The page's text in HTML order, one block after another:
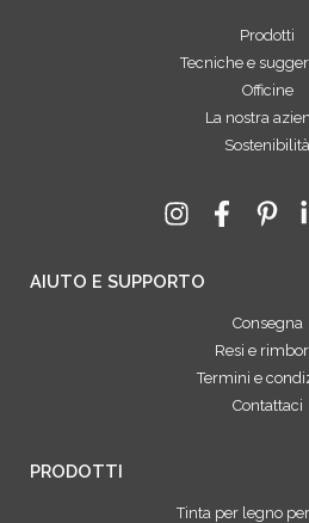
Prodotti
Tecniche e
Officine
La nostra
Sostenibilità
AIUTO E SUPPORTO
Consegna
Resi e
Termini e
Contattaci
PRODOTTI
Tinta per legno